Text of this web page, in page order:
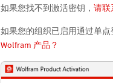
如果您找不到激活密钥，请联
如果您的组织已启用通过单点
Wolfram 产品？